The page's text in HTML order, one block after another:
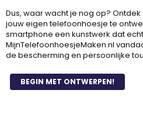
Dus, waar wacht je nog op?
jouw eigen telefoonhoesje te
smartphone een kunstwerk dat
MijnTelefoonhoesjeMaken.nl
de bescherming en persoonlijke
BEGIN MET ONTWERPEN!